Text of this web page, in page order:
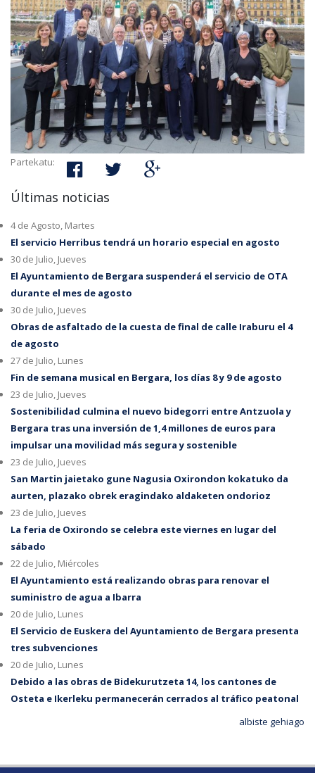
Partekatu:
Últimas noticias
4 de Agosto, Martes
El servicio Herribus tendrá un horario especial en agosto
30 de Julio, Jueves
El Ayuntamiento de Bergara suspenderá el servicio de OTA
durante el mes de agosto
30 de Julio, Jueves
Obras de asfaltado de la cuesta de final de calle Iraburu el 4
de agosto
27 de Julio, Lunes
Fin de semana musical en Bergara, los días 8 y 9 de agosto
23 de Julio, Jueves
Sostenibilidad culmina el nuevo bidegorri entre Antzuola y
Bergara tras una inversión de 1,4 millones de euros para
impulsar una movilidad más segura y sostenible
23 de Julio, Jueves
San Martin jaietako gune Nagusia Oxirondon kokatuko da
aurten, plazako obrek eragindako aldaketen ondorioz
23 de Julio, Jueves
La feria de Oxirondo se celebra este viernes en lugar del
sábado
22 de Julio, Miércoles
El Ayuntamiento está realizando obras para renovar el
suministro de agua a Ibarra
20 de Julio, Lunes
El Servicio de Euskera del Ayuntamiento de Bergara presenta
tres subvenciones
20 de Julio, Lunes
Debido a las obras de Bidekurutzeta 14, los cantones de
Osteta e Ikerleku permanecerán cerrados al tráfico peatonal
albiste gehiago